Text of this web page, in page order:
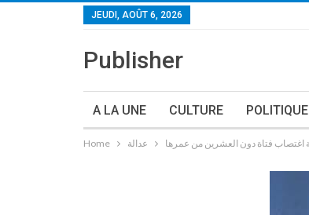
JEUDI, AOÛT 6, 2026
Publisher
A LA UNE CULTURE POLITIQUE
Home عدالة